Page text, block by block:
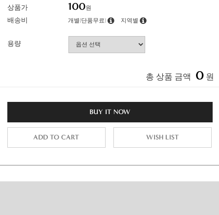
상품가 100원
배송비 개별(단품무료) 지역별
용량
총 상품 금액 0 원
BUY IT NOW
ADD TO CART WISH LIST